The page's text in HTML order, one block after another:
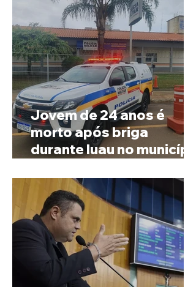
Jovem de 24 anos é
morto após briga
durante luau no município